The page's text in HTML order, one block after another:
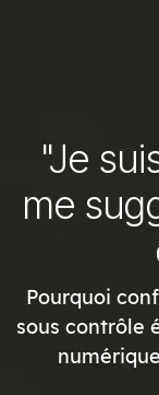
"Je
me
Pourquoi
sous contrôle